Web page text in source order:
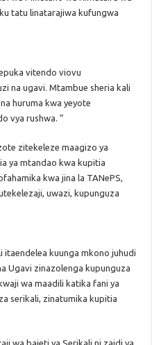
tatu linatarajiwa kufungwa
vitendo viovu
na ugavi. Mtambue sheria kali
huruma kwa yeyote
vya rushwa. ”
zitekeleze maagizo ya
ya mtandao kwa kupitia
kwa jina la TANePS,
uwazi, kupunguza
itaendelea kuunga mkono juhudi
Ugavi zinazolenga kupunguza
wa maadili katika fani ya
serikali, zinatumika kupitia
wa bajeti ya Serikali ni zaidi ya